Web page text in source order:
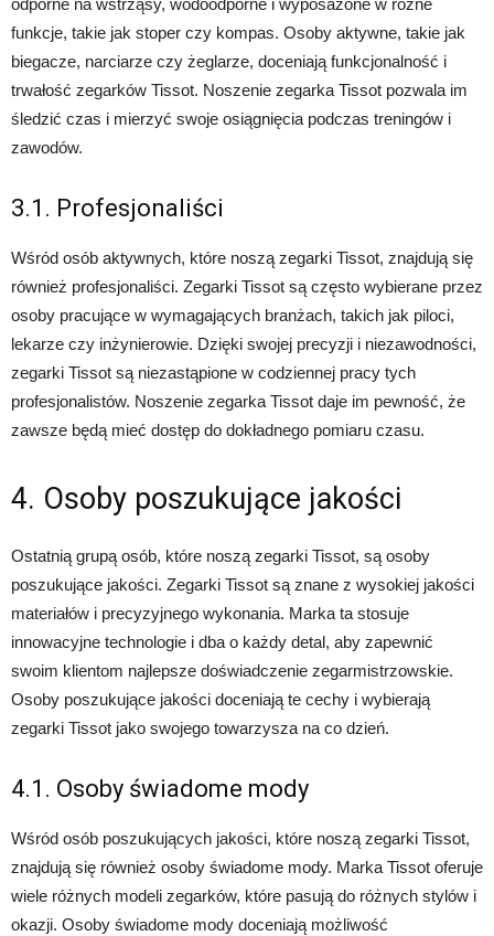
odporne na wstrząsy, wodoodporne i wyposażone w różne
funkcje, takie jak stoper czy kompas. Osoby aktywne, takie jak
biegacze, narciarze czy żeglarze, doceniają funkcjonalność i
trwałość zegarków Tissot. Noszenie zegarka Tissot pozwala im
śledzić czas i mierzyć swoje osiągnięcia podczas treningów i
zawodów.
3.1. Profesjonaliści
Wśród osób aktywnych, które noszą zegarki Tissot, znajdują się
również profesjonaliści. Zegarki Tissot są często wybierane przez
osoby pracujące w wymagających branżach, takich jak piloci,
lekarze czy inżynierowie. Dzięki swojej precyzji i niezawodności,
zegarki Tissot są niezastąpione w codziennej pracy tych
profesjonalistów. Noszenie zegarka Tissot daje im pewność, że
zawsze będą mieć dostęp do dokładnego pomiaru czasu.
4. Osoby poszukujące jakości
Ostatnią grupą osób, które noszą zegarki Tissot, są osoby
poszukujące jakości. Zegarki Tissot są znane z wysokiej jakości
materiałów i precyzyjnego wykonania. Marka ta stosuje
innowacyjne technologie i dba o każdy detal, aby zapewnić
swoim klientom najlepsze doświadczenie zegarmistrzowskie.
Osoby poszukujące jakości doceniają te cechy i wybierają
zegarki Tissot jako swojego towarzysza na co dzień.
4.1. Osoby świadome mody
Wśród osób poszukujących jakości, które noszą zegarki Tissot,
znajdują się również osoby świadome mody. Marka Tissot oferuje
wiele różnych modeli zegarków, które pasują do różnych stylów i
okazji. Osoby świadome mody doceniają możliwość